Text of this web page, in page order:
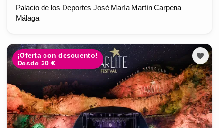
Palacio de los Deportes José María Martín Carpena
Málaga
¡Oferta con descuento!
Desde 30 €